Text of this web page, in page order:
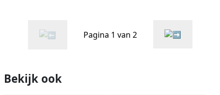
Pagina 1 van 2
Bekijk ook